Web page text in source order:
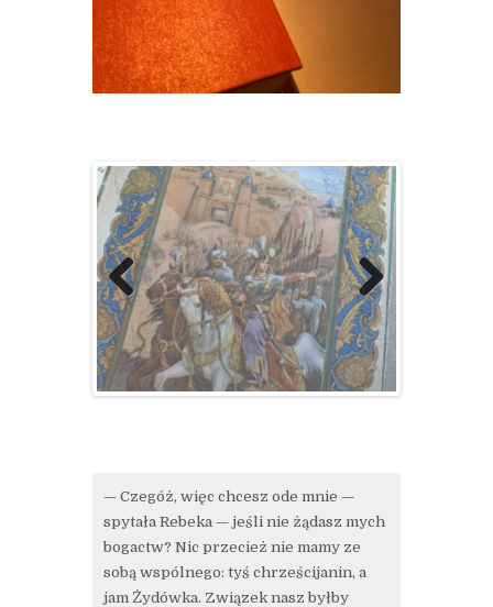
Previ
ous
Next
— Czegóż, więc chcesz ode mnie —
spytała Rebeka — jeśli nie żądasz mych
bogactw? Nic przecież nie mamy ze
sobą wspólnego: tyś chrześcijanin, a
jam Żydówka. Związek nasz byłby